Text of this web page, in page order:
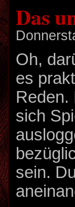
Das
Oh,
es
Reden.
sich
sein.